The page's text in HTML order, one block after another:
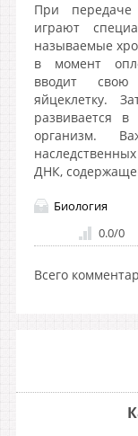
При передаче
играют
называемые
в момент
вводит
яйцеклетку.
развивается
организм.
ДНК,
Биология
0.0/0
Всего